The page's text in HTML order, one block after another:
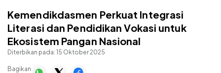
Kemendikdasmen Perkuat Integrasi
Literasi dan Pendidikan Vokasi untuk
Ekosistem Pangan Nasional
Diterbikan pada: 15 Oktober 2025
Bagikan